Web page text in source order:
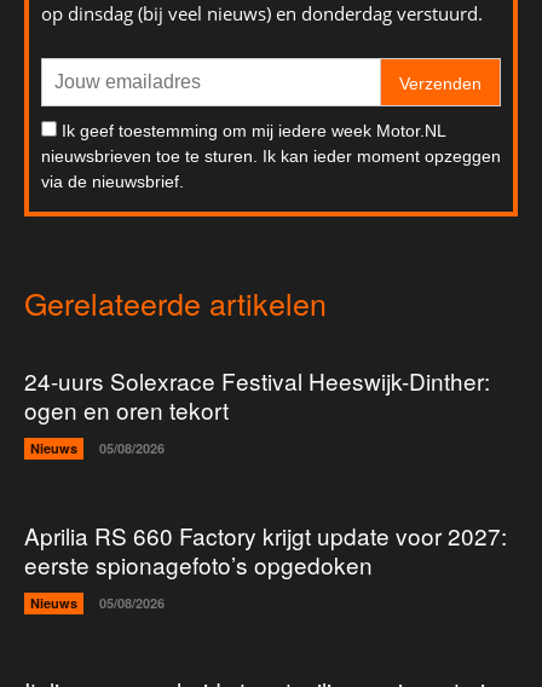
op dinsdag (bij veel nieuws) en donderdag verstuurd.
Verzenden
Ik geef toestemming om mij iedere week Motor.NL
nieuwsbrieven toe te sturen. Ik kan ieder moment opzeggen
via de nieuwsbrief.
Gerelateerde artikelen
24-uurs Solexrace Festival Heeswijk-Dinther:
ogen en oren tekort
Nieuws 05/08/2026
Aprilia RS 660 Factory krijgt update voor 2027:
eerste spionagefoto’s opgedoken
Nieuws 05/08/2026